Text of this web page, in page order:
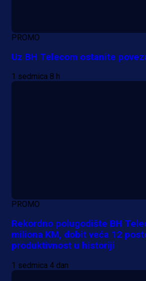
PROMO
Uz BH Telecom ostanite
1 sedmica 8 h
PROMO
Rekordno polugodište BH
miliona KM, dobit veća 12
produktivnost u historiji
1 sedmica 4 dan